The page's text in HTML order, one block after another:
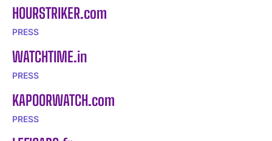
HOURSTRIKER.com
PRESS
WATCHTIME.in
PRESS
KAPOORWATCH.com
PRESS